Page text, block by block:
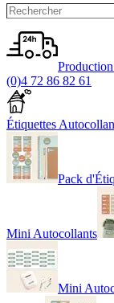
(0)4 72 86 82 61
Étiquettes
Pack
Mini Autocollants
Mini